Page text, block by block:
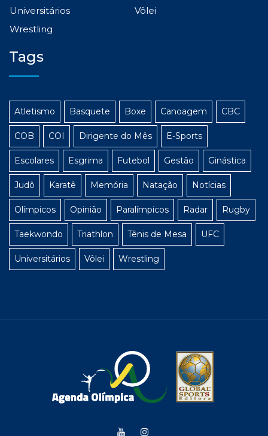
Universitários
Vôlei
Wrestling
Tags
Atletismo Basquete Boxe Canoagem CBC
COB COI Dirigente do Mês E-Sports
Escolares Esgrima Futebol Gestão Ginástica
Judô Karatê Memória Natação Notícias
Olímpicos Opinião Paralímpicos Radar Rugby
Taekwondo Triathlon Tênis de Mesa UFC
Universitários Vôlei Wrestling